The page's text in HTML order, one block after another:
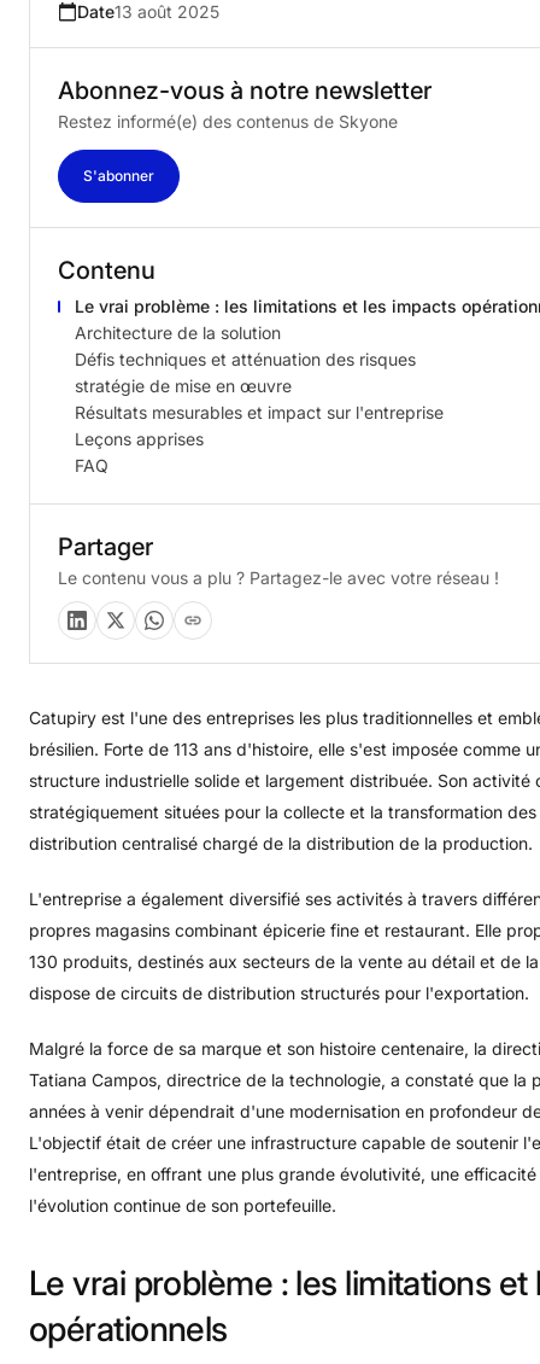
Catupiry est l'une des entreprises les plus traditionnelles et
brésilien. Forte de 113 ans d'histoire, elle s'est imposée comme
structure industrielle solide et largement distribuée. Son
stratégiquement situées pour la collecte et la transformation
distribution centralisé chargé de la distribution de la production.
L'entreprise a également diversifié ses activités à travers
propres magasins combinant épicerie fine et restaurant. Elle
130 produits, destinés aux secteurs de la vente au détail et de
dispose de circuits de distribution structurés pour l'exportation.
Malgré la force de sa marque et son histoire centenaire, la
Tatiana Campos, directrice de la technologie, a constaté que la
années à venir dépendrait d'une modernisation en profondeur
L'objectif était de créer une infrastructure capable de soutenir
l'entreprise, en offrant une plus grande évolutivité, une
l'évolution continue de son portefeuille.
Le vrai problème : les limitations et
opérationnels
Date13 août 2025
Abonnez-vous à notre newsletter
Restez informé(e) des contenus de Skyone
S'abonner
Contenu
Le vrai problème : les limitations et les impacts
Architecture de la solution
Défis techniques et atténuation des risques
stratégie de mise en œuvre
Résultats mesurables et impact sur l'entreprise
Leçons apprises
FAQ
Partager
Le contenu vous a plu ? Partagez-le avec votre réseau !